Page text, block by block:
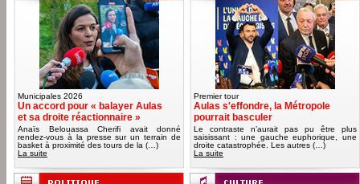
Municipales 2026
Un accord pour « balayer Aulas
et sa droite réactionnaire »
Anaïs Belouassa Cherifi avait donné
rendez-vous à la presse sur un terrain de
basket à proximité des tours de la (…)
La suite
Premier tour
Aulas s'effondre, la Métropole
pourrait basculer
Le contraste n’aurait pas pu être plus
saisissant : une gauche euphorique, une
droite catastrophée. Les autres (…)
La suite